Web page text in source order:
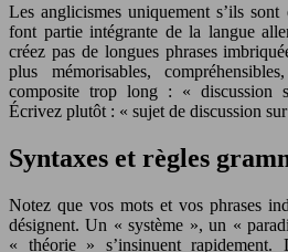
Les anglicismes uniquement s’ils
font partie intégrante de la langue
créez pas de longues phrases
plus mémorisables,
composite trop long : « discussion
Écrivez plutôt : « sujet de discussion
Syntaxes et règles
Notez que vos mots et vos phrases
désignent. Un « système », un «
« théorie » s’insinuent rapidement.